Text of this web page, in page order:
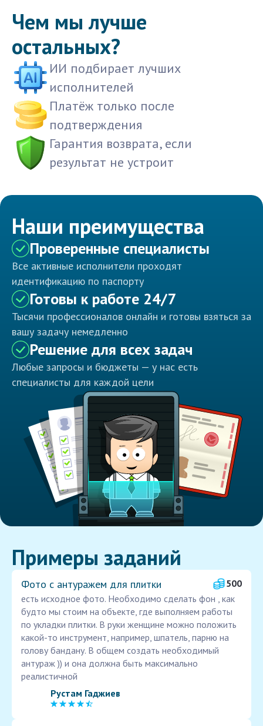
Чем мы лучше
остальных?
ИИ подбирает лучших
исполнителей
Платёж только после
подтверждения
Гарантия возврата, если
результат не устроит
Наши преимущества
Проверенные специалисты
Все активные исполнители проходят
идентификацию по паспорту
Готовы к работе 24/7
Тысячи профессионалов онлайн и готовы взяться за
вашу задачу немедленно
Решение для всех задач
Любые запросы и бюджеты — у нас есть
специалисты для каждой цели
Примеры заданий
Фото с антуражем для плитки
500
есть исходное фото. Необходимо сделать фон , как
будто мы стоим на объекте, где выполняем работы
по укладки плитки. В руки женщине можно положить
какой-то инструмент, например, шпатель, парню на
голову бандану. В общем создать необходимый
антураж )) и она должна быть максимально
реалистичной
Рустам Гаджиев